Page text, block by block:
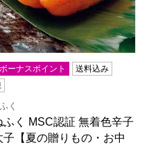
ーナスポイント
送料込み
く
ふく MSC認証 無着色辛子
子【夏の贈りもの・お中